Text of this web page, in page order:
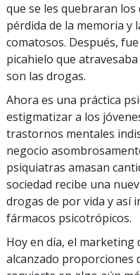
que se les quebraran
pérdida de la memoria y
comatosos. Después,
picahielo que
son las drogas.
Ahora es una práctica
estigmatizar a los
trastornos mentales
negocio
psiquiatras amasan
sociedad recibe una
drogas de por vida y así
fármacos psicotrópicos.
Hoy en día, el
alcanzado proporciones